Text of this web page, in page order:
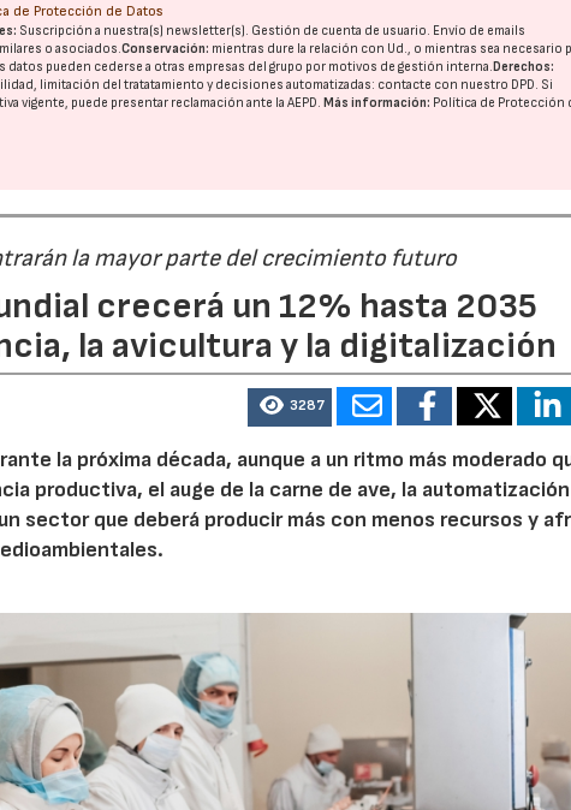
de Protección de Datos
Suscripción a nuestra(s) newsletter(s). Gestión de cuenta de usuario. Envío de emails
o asociados.Conservación: mientras dure la relación con Ud., o mientras sea necesario
datos pueden cederse a otras empresas del grupo por motivos de gestión interna.Derechos:
limitación del tratatamiento y decisiones automatizadas: contacte con nuestro DPD. Si
vigente, puede presentar reclamación ante laAEPD.Más información: Política de Protección
la mayor parte del crecimiento futuro
crecerá un 12% hasta 2035
la avicultura y la digitalización
3287
la próxima década, aunque a un ritmo más moderado
productiva, el auge de la carne de ave, la
sector que deberá producir más con menos recursos y